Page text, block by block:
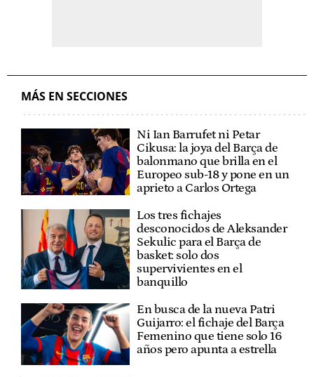
MÁS EN SECCIONES
Ni Ian Barrufet ni Petar
Cikusa: la joya del Barça de
balonmano que brilla en el
Europeo sub-18 y pone en un
aprieto a Carlos Ortega
Los tres fichajes
desconocidos de Aleksander
Sekulic para el Barça de
basket: solo dos
supervivientes en el
banquillo
En busca de la nueva Patri
Guijarro: el fichaje del Barça
Femenino que tiene solo 16
años pero apunta a estrella